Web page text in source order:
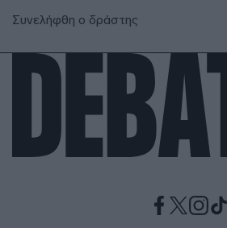
Συνελήφθη ο δράστης